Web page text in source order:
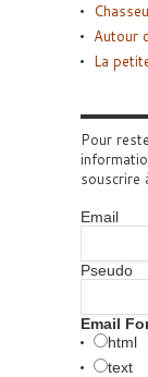
Autour
La
Pour
souscrire
Email
Pseudo
Email
html
text